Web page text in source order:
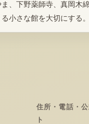
ま、下野薬師寺、真岡木
小さな館を大切にする。
住所・電話・公
ト